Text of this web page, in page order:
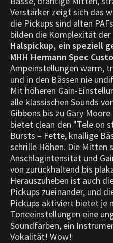
Verstärker zeigt sich das
die Pickups sind alten
bilden die Komplexität
Halspickup, ein speziell
MHH Hermann Spec
Ampeinstellungen warm,
und in den Bässen nie
Mit höheren Gain-
alle klassischen Sounds
Gibbons bis zu Gary
bietet clean den "Tele on
Bursts – Fette, knallige
schrille Höhen. Die Mitten
Anschlagintensität und
von zurückhaltend bis
Herauszuheben ist auch
Pickups zueinander, und
Pickups aktiviert bietet je
Toneeinstellungen eine
Soundfarben, ein
Vokalität! Wow!